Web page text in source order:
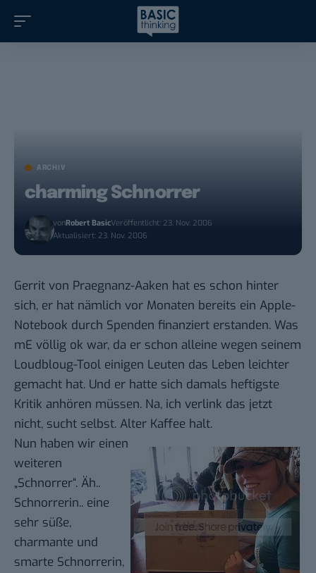
ARCHIV
charming Schnorrer
vonRobert BasicVeröffentlicht: 23. Nov. 2006
Aktualisiert: 23. Nov. 2006
Gerrit von Praegnanz-Aaken hat es schon hinter
sich, er hat nämlich vor Monaten bereits ein Apple-
Notebook durch Spenden finanziert erstanden. Was
mE völlig ok war, da er schon alleine wegen seinem
Loudbloug-Tool einigen Leuten das Leben leichter
gemacht hat. Und er hatte sich damals heftigste
Kritik anhören müssen. Na, ich verlink das jetzt
nicht, sucht selbst. Alter Kaffee halt.
Nun haben wir einen
weiteren
„Schnorrer“. Äh..
Schnorrerin.. eine
sehr süße,
charmante und
smarte Schnorrerin,